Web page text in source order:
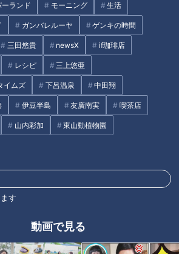
ランド モーニング 生活
ガンバレルーヤ ゲンキの時間
三田悠貴 newsX if珈琲店
レシピ 三上悠亜
イムズ 下呂温泉 中田翔
伊豆半島 友廣南実 喫茶店
山内彩加 東山動植物園
す
動画で見る
るで 宝
!?
パワーをもらいに座敷わらしの
里へ！しかし大波乱が！？
ヂラブ
にスカ
の進学
究部に